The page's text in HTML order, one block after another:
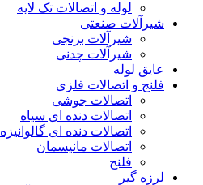
لوله و اتصالات تک لایه
شیرآلات صنعتی
شیرآلات برنجی
شیرآلات چدنی
عایق لوله
فلنج و اتصالات فلزی
اتصالات جوشی
اتصالات دنده ای سیاه
اتصالات دنده ای گالوانیزه
اتصالات مانیسمان
فلنج
لرزه گیر